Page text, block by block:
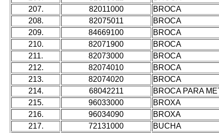
207.
82011000
BROCA
208.
82075011
BROCA
209.
84669100
BROCA
210.
82071900
BROCA
211.
82073000
BROCA
212.
82074010
BROCA
213.
82074020
BROCA
214.
68042211
BROCA PARA
215.
96033000
BROXA
216.
96034090
BROXA
217.
72131000
BUCHA